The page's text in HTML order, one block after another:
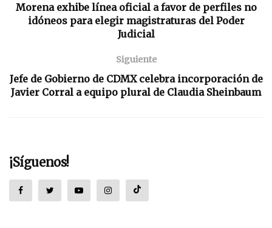
Morena exhibe línea oficial a favor de perfiles no
idóneos para elegir magistraturas del Poder
Judicial
Siguiente
Jefe de Gobierno de CDMX celebra incorporación de
Javier Corral a equipo plural de Claudia Sheinbaum
¡Síguenos!